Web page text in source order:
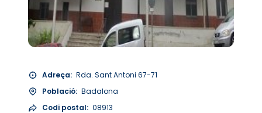
Adreça: Rda. Sant Antoni 67-71
Població: Badalona
Codi postal: 08913